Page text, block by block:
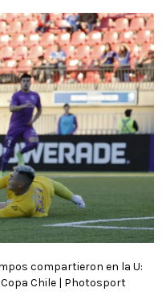
compartieron en la U:
Chile | Photosport